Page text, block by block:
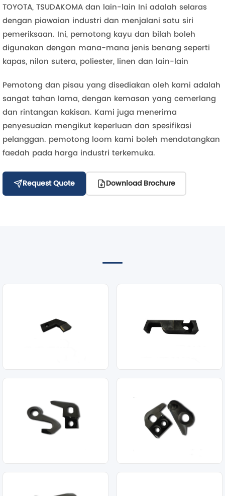
TOYOTA, TSUDAKOMA dan lain-lain Ini adalah selaras
dengan piawaian industri dan menjalani satu siri
pemeriksaan. Ini, pemotong kayu dan bilah boleh
digunakan dengan mana-mana jenis benang seperti
kapas, nilon sutera, poliester, linen dan lain-lain
Pemotong dan pisau yang disediakan oleh kami adalah
sangat tahan lama, dengan kemasan yang cemerlang
dan rintangan kakisan. Kami juga menerima
penyesuaian mengikut keperluan dan spesifikasi
pelanggan. pemotong loom kami boleh mendatangkan
faedah pada harga industri terkemuka.
Request Quote Download Brochure